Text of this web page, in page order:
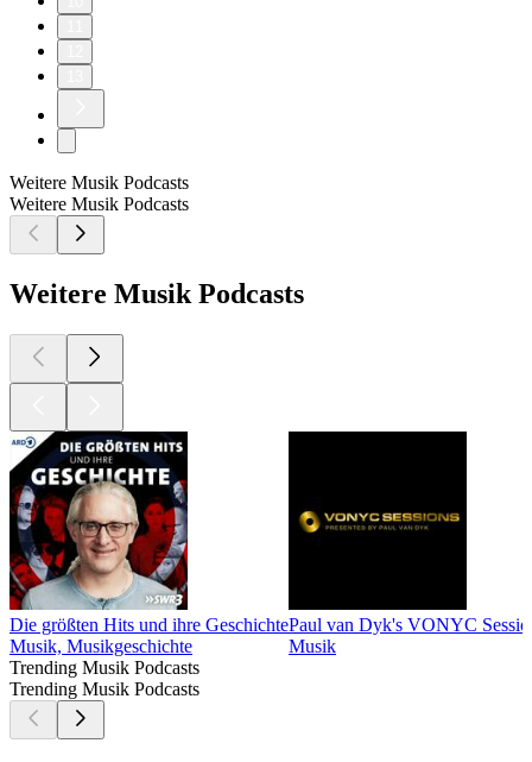
Weitere Musik Podcasts
Weitere Musik Podcasts
Weitere Musik Podcasts
Die größten Hits und ihre Geschichte
Musik, Musikgeschichte
Paul van Dyk's VONYC
Musik
Trending Musik Podcasts
Trending Musik Podcasts